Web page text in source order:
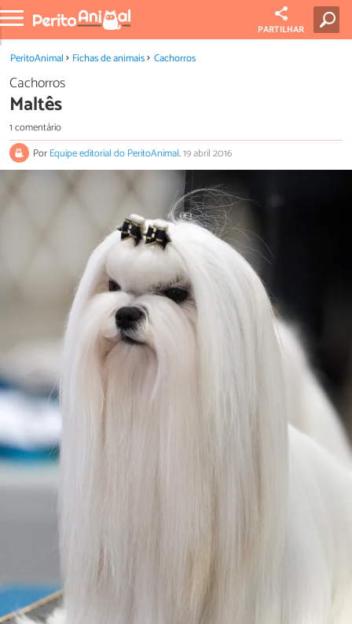
PARTILHAR
PeritoAnimal Fichas de animais Cachorros
Cachorros
Maltês
1 comentário
PorEquipe editorial do PeritoAnimal.19 abril 2016